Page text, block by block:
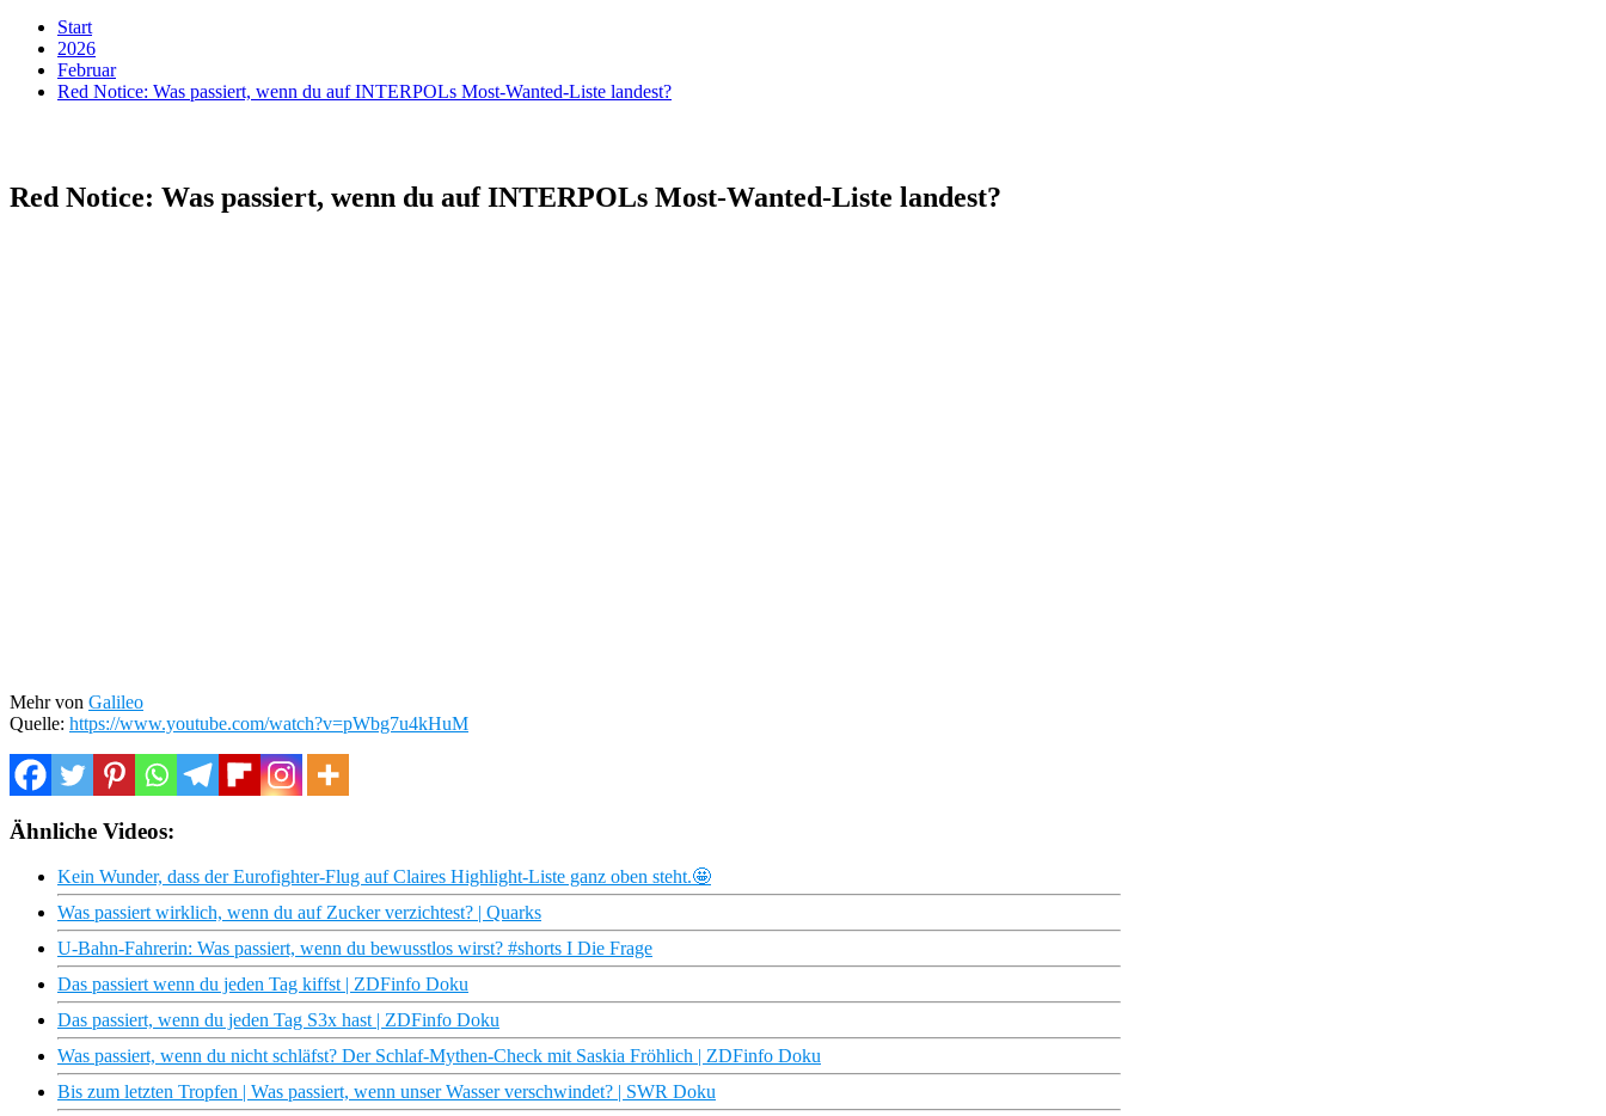
Start
2026
Februar
Red Notice: Was passiert, wenn du auf INTERPOLs Most-Wanted-Liste landest?
Red Notice: Was passiert, wenn du auf INTERPOLs Most-Wanted-Liste landest?
Mehr von Galileo
Quelle: https://www.youtube.com/watch?v=pWbg7u4kHuM
Ähnliche Videos:
Kein Wunder, dass der Eurofighter-Flug auf Claires Highlight-Liste ganz oben steht.🤩
Was passiert wirklich, wenn du auf Zucker verzichtest? | Quarks
U-Bahn-Fahrerin: Was passiert, wenn du bewusstlos wirst? #shorts I Die Frage
Das passiert wenn du jeden Tag kiffst | ZDFinfo Doku
Das passiert, wenn du jeden Tag S3x hast | ZDFinfo Doku
Was passiert, wenn du nicht schläfst? Der Schlaf-Mythen-Check mit Saskia Fröhlich | ZDFinfo Doku
Bis zum letzten Tropfen | Was passiert, wenn unser Wasser verschwindet? | SWR Doku